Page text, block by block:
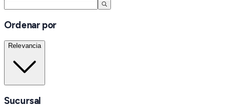
Ordenar por
Relevancia
Sucursal